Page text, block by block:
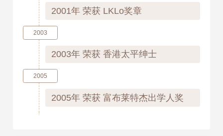
2001年荣获 LKLo奖章
2003
2003年荣获 香港太平绅士
2005
2005年荣获 富布莱特杰出学人奖